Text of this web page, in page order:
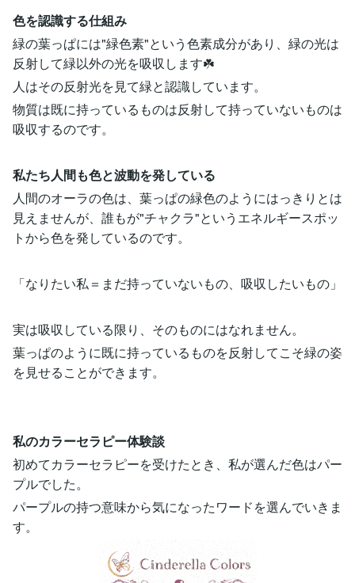
色を認識する仕組み
緑の葉っぱには"緑色素"という色素成分があり、緑の光は
反射して緑以外の光を吸収します☘️
人はその反射光を見て緑と認識しています。
物質は既に持っているものは反射して持っていないものは
吸収するのです。
私たち人間も色と波動を発している
人間のオーラの色は、葉っぱの緑色のようにはっきりとは
見えませんが、誰もが"チャクラ"というエネルギースポッ
トから色を発しているのです。
「なりたい私＝まだ持っていないもの、吸収したいもの」
実は吸収している限り、そのものにはなれません。
葉っぱのように既に持っているものを反射してこそ緑の姿
を見せることができます。
私のカラーセラピー体験談
初めてカラーセラピーを受けたとき、私が選んだ色はパー
プルでした。
パープルの持つ意味から気になったワードを選んでいきま
す。